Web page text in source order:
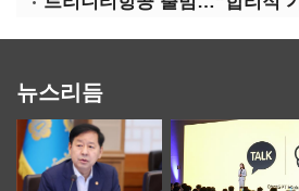
뉴스리듬